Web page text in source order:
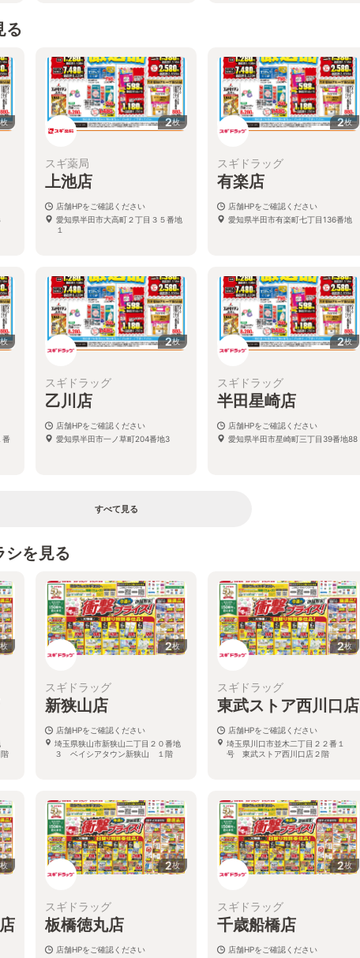
る
枚 2枚
スギ薬局
上池店
店舗HPをご確認ください
愛知県半田市大高町２丁目３５番地
１
2枚
スギドラッグ
有楽店
店舗HPをご確認ください
愛知県半田市有楽町七丁目136番地
枚
番
2枚
スギドラッグ
乙川店
店舗HPをご確認ください
愛知県半田市一ノ草町204番地3
2枚
スギドラッグ
半田星崎店
店舗HPをご確認ください
愛知県半田市星崎町三丁目39番地88
すべて見る
シを見る
枚 2枚
スギドラッグ
新狭山店
店舗HPをご確認ください
埼玉県狭山市新狭山二丁目２０番地
３ ベイシアタウン新狭山 １階
2枚
スギドラッグ
東武ストア西川口店
店舗HPをご確認ください
埼玉県川口市並木二丁目２２番１
号 東武ストア西川口店２階
枚 2枚
スギドラッグ
板橋徳丸店
店舗HPをご確認ください
2枚
スギドラッグ
千歳船橋店
店舗HPをご確認ください